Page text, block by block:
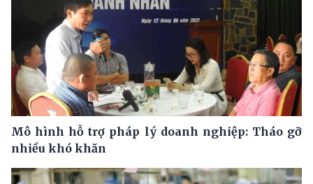
Mô hình hỗ trợ pháp lý doanh nghiệp: Tháo gỡ
nhiều khó khăn